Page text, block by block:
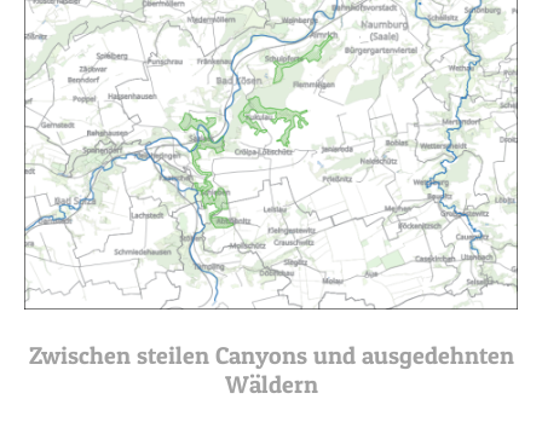
Zwischen steilen Canyons und ausgedehnten
Wäldern